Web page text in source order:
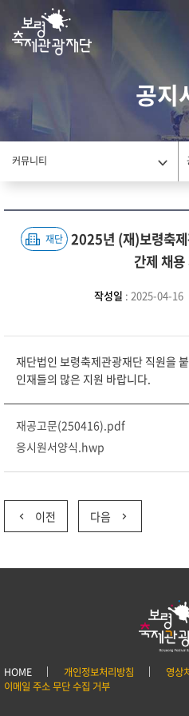
공지
커뮤니티
재단 2025년 (재)보령축제
간제 채용
작성일 : 2025-04-16
재단법인 보령축제관광재단 직원을
인재들의 많은 지원 바랍니다.
재공고문(250416).pdf
응시원서양식.hwp
이전 다음
HOME 개인정보처리방침
영상
이메일 주소 무단 수집 거부